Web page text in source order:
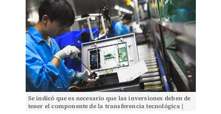
Se indicó que es necesario que las inversiones deben de
tener el componente de la transferencia tecnológica |